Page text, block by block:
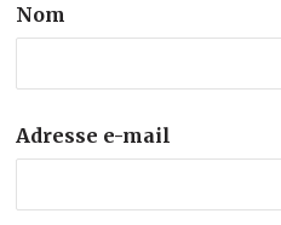
Nom
Adresse e-mail